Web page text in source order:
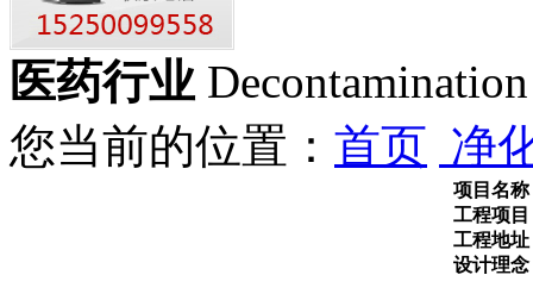
医药行业Decontamination
您当前的位置： 首页 净
项目名称
工程项目
工程地址
设计理念